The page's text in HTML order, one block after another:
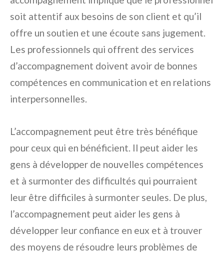
soit attentif aux besoins de son client et qu’il
offre un soutien et une écoute sans jugement.
Les professionnels qui offrent des services
d’accompagnement doivent avoir de bonnes
compétences en communication et en relations
interpersonnelles.
L’accompagnement peut être très bénéfique
pour ceux qui en bénéficient. Il peut aider les
gens à développer de nouvelles compétences
et à surmonter des difficultés qui pourraient
leur être difficiles à surmonter seules. De plus,
l’accompagnement peut aider les gens à
développer leur confiance en eux et à trouver
des moyens de résoudre leurs problèmes de